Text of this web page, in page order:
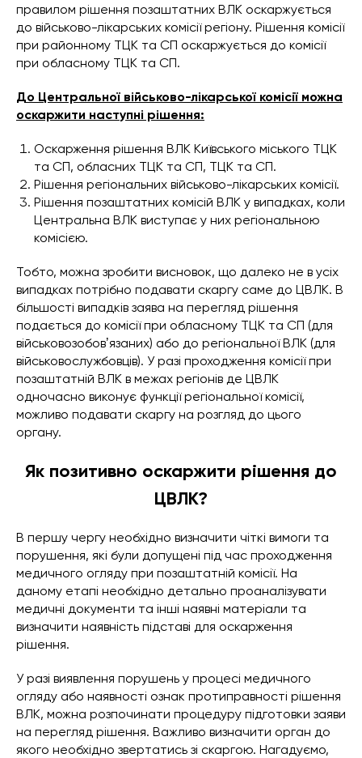
правилом рішення позаштатних ВЛК оскаржується
до військово-лікарських комісії регіону. Рішення комісії
при районному ТЦК та СП оскаржується до комісії
при обласному ТЦК та СП.
До Центральної військово-лікарської комісії можна
оскаржити наступні рішення:
Оскарження рішення ВЛК Київського міського ТЦК
та СП, обласних ТЦК та СП, ТЦК та СП.
Рішення регіональних військово-лікарських комісії.
Рішення позаштатних комісій ВЛК у випадках, коли
Центральна ВЛК виступає у них регіональною
комісією.
Тобто, можна зробити висновок, що далеко не в усіх
випадках потрібно подавати скаргу саме до ЦВЛК. В
більшості випадків заява на перегляд рішення
подається до комісії при обласному ТЦК та СП (для
військовозобовʼязаних) або до регіональної ВЛК (для
військовослужбовців). У разі проходження комісії при
позаштатній ВЛК в межах регіонів де ЦВЛК
одночасно виконує функції регіональної комісії,
можливо подавати скаргу на розгляд до цього
органу.
Як позитивно оскаржити рішення до
ЦВЛК?
В першу чергу необхідно визначити чіткі вимоги та
порушення, які були допущені під час проходження
медичного огляду при позаштатній комісії. На
даному етапі необхідно детально проаналізувати
медичні документи та інші наявні матеріали та
визначити наявність підставі для оскарження
рішення.
У разі виявлення порушень у процесі медичного
огляду або наявності ознак протиправності рішення
ВЛК, можна розпочинати процедуру підготовки заяви
на перегляд рішення. Важливо визначити орган до
якого необхідно звертатись зі скаргою. Нагадуємо,